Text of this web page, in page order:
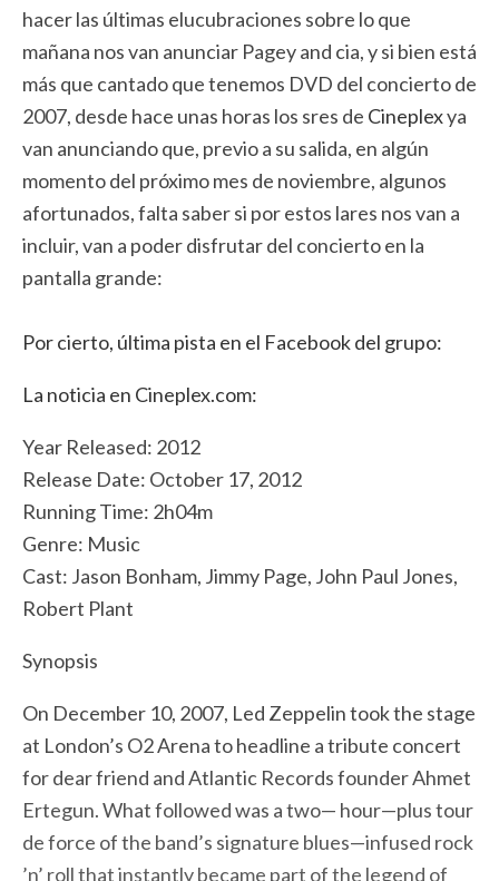
hacer las últimas elucubraciones sobre lo que
mañana nos van anunciar Pagey and cia, y si bien está
más que cantado que tenemos DVD del concierto de
2007, desde hace unas horas los sres de Cineplexya
van anunciando que, previo a su salida, en algún
momento del próximo mes de noviembre, algunos
afortunados, falta saber si por estos lares nos van a
incluir, van a poder disfrutar del concierto en la
pantalla grande:
Por cierto, última pista en el Facebook del grupo:
La noticia en Cineplex.com:
Year Released: 2012
Release Date: October 17, 2012
Running Time: 2h04m
Genre: Music
Cast: Jason Bonham, Jimmy Page, John Paul Jones,
Robert Plant
Synopsis
On December 10, 2007, Led Zeppelin took the stage
at London’s O2 Arena to headline a tribute concert
for dear friend and Atlantic Records founder Ahmet
Ertegun. What followed was a two— hour—plus tour
de force of the band’s signature blues—infused rock
’n’ roll that instantly became part of the legend of